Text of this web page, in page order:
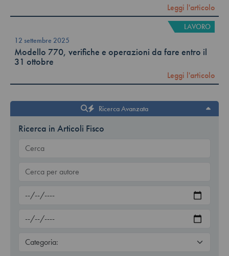
Leggi l'articolo
LAVORO
12 settembre 2025
Modello 770, verifiche e operazioni da fare entro il
31 ottobre
Leggi l'articolo
Ricerca Avanzata
Ricerca in Articoli Fisco